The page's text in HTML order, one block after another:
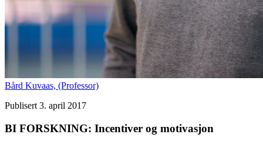
Bård Kuvaas, (Professor)
Publisert 3. april 2017
BI FORSKNING: Incentiver og motivasjon